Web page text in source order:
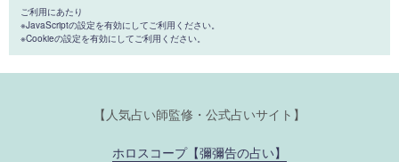
ご利用にあたり
※JavaScriptの設定を有効にしてご利用ください。
※Cookieの設定を有効にしてご利用ください。
【人気占い師監修・公式占いサイト】
ホロスコープ【彌彌告の占い】